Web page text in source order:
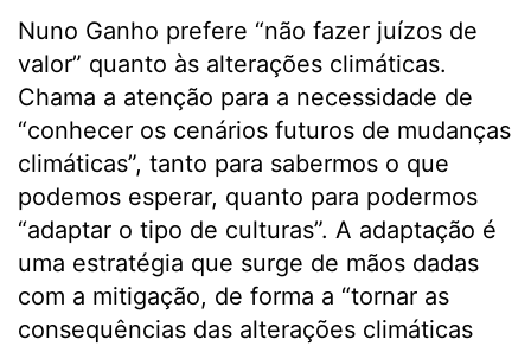
Nuno Ganho prefere “não fazer juízos de
valor” quanto às alterações climáticas.
Chama a atenção para a necessidade de
“conhecer os cenários futuros de mudanças
climáticas”, tanto para sabermos o que
podemos esperar, quanto para podermos
“adaptar o tipo de culturas”. A adaptação é
uma estratégia que surge de mãos dadas
com a mitigação, de forma a “tornar as
consequências das alterações climáticas